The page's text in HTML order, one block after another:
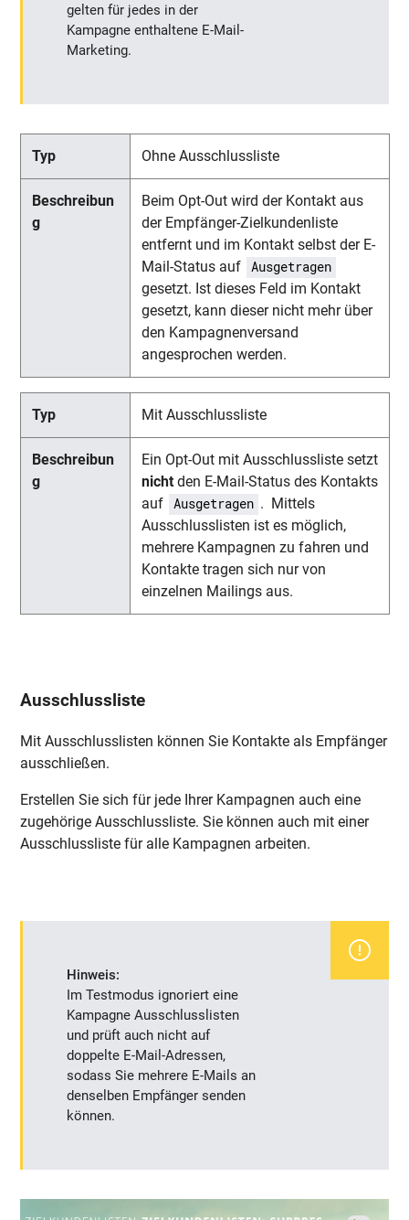
gelten für jedes in der
Kampagne enthaltene E-Mail-
Marketing.
Ohne Ausschlussliste
Beim Opt-Out wird der Kontakt aus
der Empfänger-Zielkundenliste
entfernt und im Kontakt selbst der E-
Mail-Status auf
Ausgetragen
gesetzt. Ist dieses Feld im Kontakt
gesetzt, kann dieser nicht mehr über
den Kampagnenversand
angesprochen werden.
Mit Ausschlussliste
Ein Opt-Out mit Ausschlussliste setzt
nicht den E-Mail-Status des Kontakts
auf
Ausgetragen . Mittels
Ausschlusslisten ist es möglich,
mehrere Kampagnen zu fahren und
Kontakte tragen sich nur von
einzelnen Mailings aus.
Ausschlussliste
Mit Ausschlusslisten können Sie Kontakte als Empfänger
ausschließen.
Erstellen Sie sich für jede Ihrer Kampagnen auch eine
zugehörige Ausschlussliste. Sie können auch mit einer
Ausschlussliste für alle Kampagnen arbeiten.
Hinweis:
Im Testmodus ignoriert eine
Kampagne Ausschlusslisten
und prüft auch nicht auf
doppelte E-Mail-Adressen,
sodass Sie mehrere E-Mails an
denselben Empfänger senden
können.